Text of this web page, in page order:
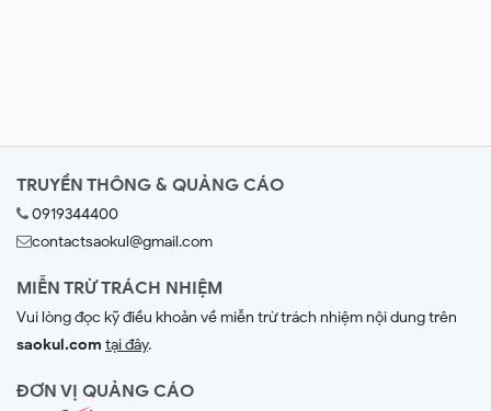
TRUYỀN THÔNG & QUẢNG CÁO
0919344400
contactsaokul@gmail.com
MIỄN TRỪ TRÁCH NHIỆM
Vui lòng đọc kỹ điều khoản về miễn trừ trách nhiệm nội dung trên
saokul.com tại đây.
ĐƠN VỊ QUẢNG CÁO